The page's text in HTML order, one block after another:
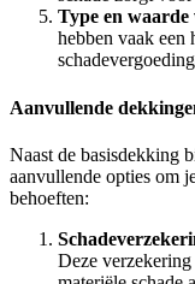
Type en waarde
hebben vaak een
Aanvullende
Naast de basisdekking
aanvullende opties om
behoeften:
Deze